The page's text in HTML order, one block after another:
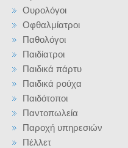
Ουρολόγοι
Οφθαλμίατροι
Παθολόγοι
Παιδίατροι
Παιδικά πάρτυ
Παιδικά ρούχα
Παιδότοποι
Παντοπωλεία
Παροχή υπηρεσιών
Πέλλετ